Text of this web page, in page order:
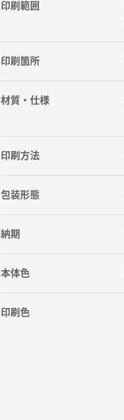
印刷範囲
印刷箇所
材質・仕様
印刷方法
包装形態
納期
本体色
印刷色